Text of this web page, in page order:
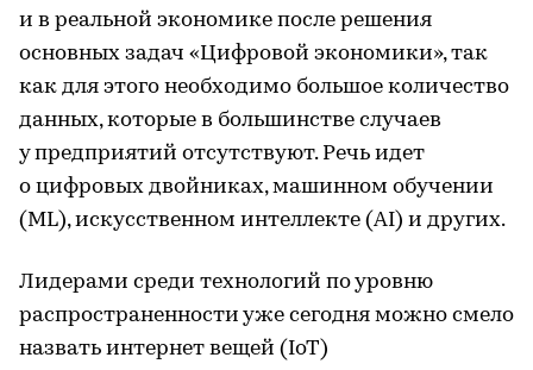
и в реальной экономике после решения
основных задач «Цифровой экономики», так
как для этого необходимо большое количество
данных, которые в большинстве случаев
у предприятий отсутствуют. Речь идет
о цифровых двойниках, машинном обучении
(ML), искусственном интеллекте (AI) и других.
Лидерами среди технологий по уровню
распространенности уже сегодня можно смело
назвать интернет вещей (IoT)